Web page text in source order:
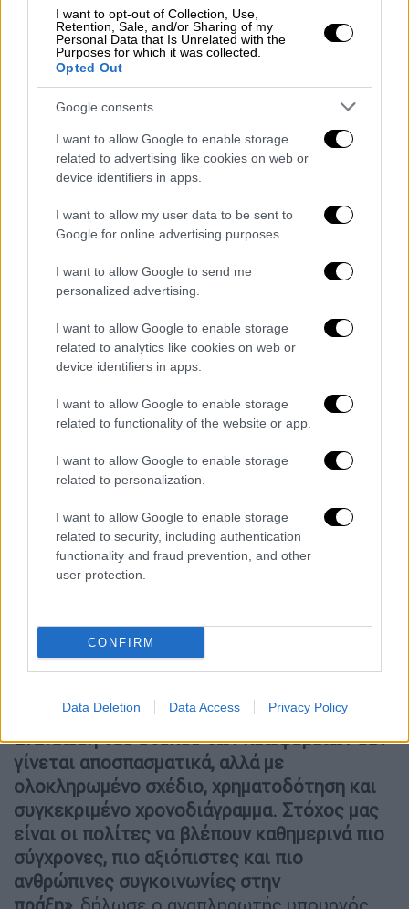
I want to opt-out of Collection, Use,
Retention, Sale, and/or Sharing of my
Personal Data that Is Unrelated with the
Purposes for which it was collected.
Opted Out
Google consents
I want to allow Google to enable storage
related to advertising like cookies on web or
device identifiers in apps.
I want to allow my user data to be sent to
Google for online advertising purposes.
I want to allow Google to send me
personalized advertising.
I want to allow Google to enable storage
related to analytics like cookies on web or
device identifiers in apps.
I want to allow Google to enable storage
related to functionality of the website or app.
I want to allow Google to enable storage
related to personalization.
I want to allow Google to enable storage
related to security, including authentication
functionality and fraud prevention, and other
user protection.
CONFIRM
Data Deletion Data Access Privacy Policy
Εγκρίθηκαν χρηματοδοτήσεις για
επιπλέον 396 νέα οχήματα την
επόμενη διετία
Έως το 2028, προβλέπεται πρόσθετη
396 σύγχρονα
οχήματα,μέσα από συνδυασμό ευρωπαϊκών
και εθνικών χρηματοδοτήσεων (ΕΣΠΑ,
Ταμείο), με συνολικούς πόρους που
ξεπερνούν τα290 εκατ. ευρώ.
130 οχήματα μέσω ΕΣΠΑ, με
προϋπολογισμό
108 εκατ. ευρώ
150 οχήματα μέσω του Modernization
Fund, με προϋπολογισμό96 εκατ. ευρώ
116 οχήματα μέσω του Κοινωνικού
Κλιματικού Ταμείου, με προϋπολογισμό
86 εκατ. ευρώ
Με την ολοκλήρωση του σχεδιασμού του
υπουργείου Μεταφορών και Υποδομών, ο
συνολικός αριθμός του ενεργού στόλου το
2028 θα ανέρχεται σε2.000 οχήματα
, τα
1.693εκ των οποίων καινούργια,
σηματοδοτώντας μια ολική αναβάθμιση του
μείωση του περιβαλλοντικού αποτυπώματος
και τη βελτίωση της καθημερινής
εξυπηρέτησης των πολιτών.
«Για πρώτη φορά μετά από δεκαετίες, η
ανανέωση του στόλου των λεωφορείων δεν
γίνεται αποσπασματικά, αλλά με
ολοκληρωμένο σχέδιο, χρηματοδότηση και
συγκεκριμένο χρονοδιάγραμμα. Στόχος μας
είναι οι πολίτες να βλέπουν καθημερινά πιο
σύγχρονες, πιο αξιόπιστες και πιο
ανθρώπινες συγκοινωνίες στην